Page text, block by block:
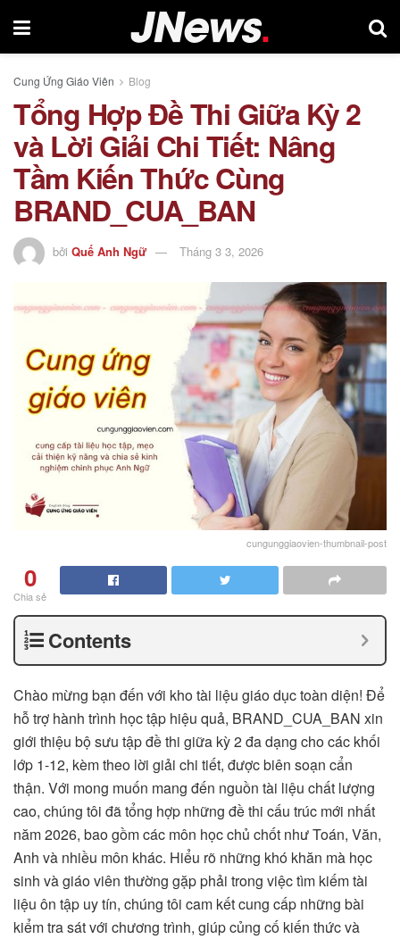
Cung Ứng Giáo Viên Blog
Tổng Hợp Đề Thi Giữa Kỳ 2
và Lời Giải Chi Tiết: Nâng
Tầm Kiến Thức Cùng
BRAND_CUA_BAN
bởi Quế Anh Ngữ Tháng 3 3, 2026
cungunggiaovien-thumbnail-post
0
Chia sẻ
Contents
Chào mừng bạn đến với kho tài liệu giáo dục toàn diện! Để
hỗ trợ hành trình học tập hiệu quả, BRAND_CUA_BAN xin
giới thiệu bộ sưu tập đề thi giữa kỳ 2 đa dạng cho các khối
lớp 1-12, kèm theo lời giải chi tiết, được biên soạn cẩn
thận. Với mong muốn mang đến nguồn tài liệu chất lượng
cao, chúng tôi đã tổng hợp những đề thi cấu trúc mới nhất
năm 2026, bao gồm các môn học chủ chốt như Toán, Văn,
Anh và nhiều môn khác. Hiểu rõ những khó khăn mà học
sinh và giáo viên thường gặp phải trong việc tìm kiếm tài
liệu ôn tập uy tín, chúng tôi cam kết cung cấp những bài
kiểm tra sát với chương trình, giúp củng cố kiến thức và